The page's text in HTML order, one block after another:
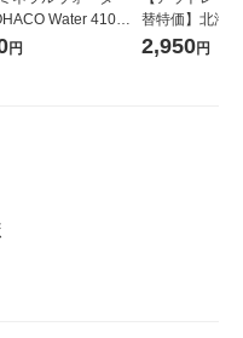
Water 410ml
本入）ラベルレス
円
替特価】北海
し 精白米 5kg
2,950円